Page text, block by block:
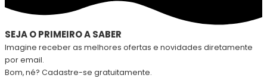
SEJA O PRIMEIRO A SABER
Imagine receber as melhores ofertas e novidades diretamente
por email.
Bom, né? Cadastre-se gratuitamente.